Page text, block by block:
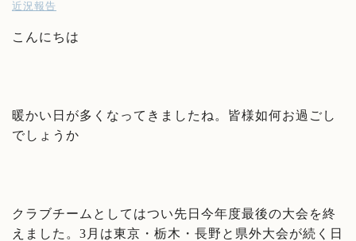
近況報告
こんにちは
暖かい日が多くなってきましたね。皆様如何お過ごし
でしょうか
クラブチームとしてはつい先日今年度最後の大会を終
えました。3月は東京・栃木・長野と県外大会が続く日